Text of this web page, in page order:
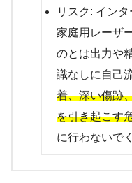
リスク: イン
家庭用レーザ
のとは出力や
識なしに自己
着、深い傷跡
を引き起こす
に行わないで